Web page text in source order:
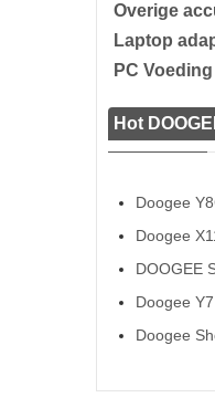
Overige
Laptop
PC Voeding
Hot
Doogee
Doogee
DOOGEE
Doogee
Doogee